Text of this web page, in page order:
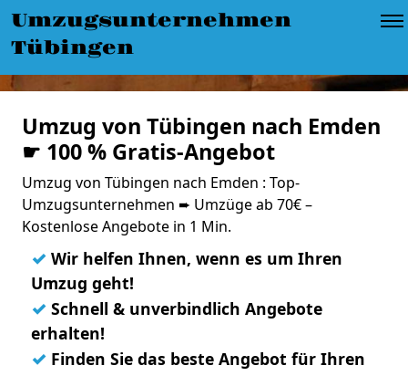
Umzugsunternehmen
Tübingen
Umzug von Tübingen nach Emden
☛ 100 % Gratis-Angebot
Umzug von Tübingen nach Emden : Top-
Umzugsunternehmen ➨ Umzüge ab 70€ –
Kostenlose Angebote in 1 Min.
✓ Wir helfen Ihnen, wenn es um Ihren
Umzug geht!
✓ Schnell & unverbindlich Angebote
erhalten!
✓ Finden Sie das beste Angebot für Ihren